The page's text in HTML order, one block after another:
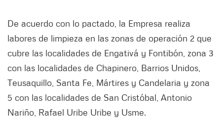
De acuerdo con lo pactado, la Empresa realiza
labores de limpieza en las zonas de operación 2 que
cubre las localidades de Engativá y Fontibón, zona 3
con las localidades de Chapinero, Barrios Unidos,
Teusaquillo, Santa Fe, Mártires y Candelaria y zona
5 con las localidades de San Cristóbal, Antonio
Nariño, Rafael Uribe Uribe y Usme.